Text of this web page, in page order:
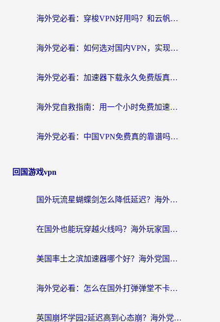
海外党必看：穿梭VPN好用吗？和云帆VPN对比哪个回国效果更好？附真实测评+避坑指南
海外党必看：如何选对国内VPN，实现无缝访问国内资源？
海外党必看：加速器下载永久免费版真的存在吗？教你无缝访问国内资源的正确姿势
海外党自救指南：用一个小时免费加速器，轻松打破国内资源访问壁垒？
海外党必看：中国VPN免费真的靠谱吗？手把手教你选对回国加速器
回国游戏vpn
国外玩流星蝴蝶剑怎么降低延迟？海外党必看的加速秘籍（含欧洲鸣潮&彩虹岛优化攻略）
在国外也能玩穿越火线吗？海外玩家国服游戏畅玩终极指南
美国率土之滨加速器哪个好？海外党国服游戏畅玩终极指南（附多游戏解决方案）
海外党必看：怎么在国外打弹弹堂不卡？番茄加速器亲测指南
英国崩坏学园2延迟高到心态崩？海外党国服游戏加速终极指南